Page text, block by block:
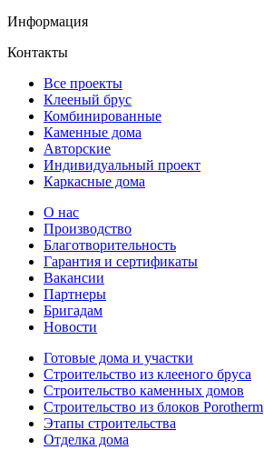
Информация
Контакты
Все проекты
Клееный брус
Комбинированные
Каменные дома
Авторские
Индивидуальный проект
Каркасные дома
О нас
Производство
Благотворительность
Гарантия и сертификаты
Вакансии
Партнеры
Бригадам
Новости
Готовые дома и участки
Строительство из клееного бруса
Строительство каменных домов
Строительство из блоков Porotherm
Этапы строительства
Отделка дома